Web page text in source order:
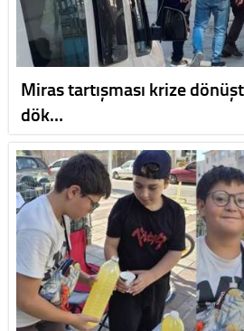
Miras tartışması krize
dök…